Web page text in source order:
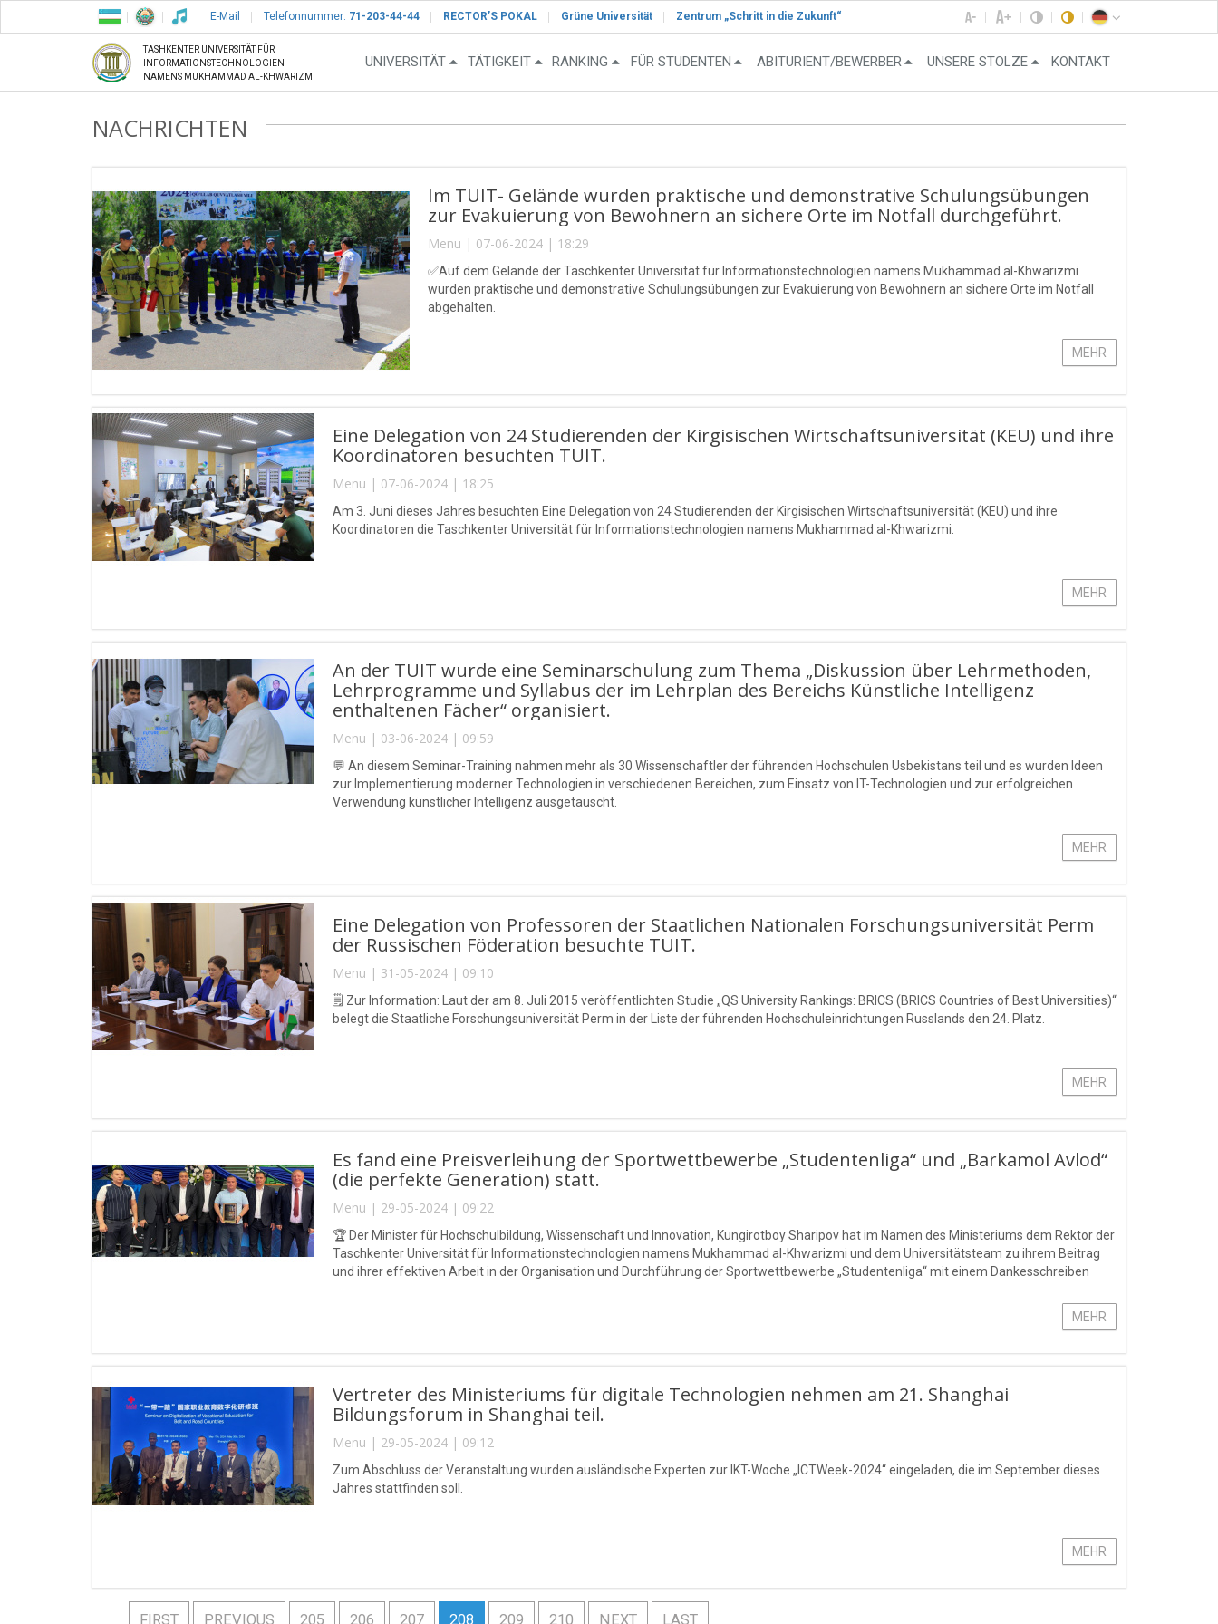
E-Mail Telefonnummer: 71-203-44-44 RECTOR’S POKAL Grüne Universität Zentrum „Schritt in die Zukunft“
TASHKENTER UNIVERSITÄT FÜR
INFORMATIONSTECHNOLOGIEN
NAMENS MUKHAMMAD AL-KHWARIZMI
UNIVERSITÄT TÄTIGKEIT RANKING FÜR STUDENTEN ABITURIENT/BEWERBER UNSERE STOLZE KONTAKT
NACHRICHTEN
Im TUIT- Gelände wurden praktische und demonstrative Schulungsübungen
zur Evakuierung von Bewohnern an sichere Orte im Notfall durchgeführt.
Menu | 07-06-2024 | 18:29
✅Auf dem Gelände der Taschkenter Universität für Informationstechnologien namens Mukhammad al-Khwarizmi
wurden praktische und demonstrative Schulungsübungen zur Evakuierung von Bewohnern an sichere Orte im Notfall
abgehalten.
MEHR
Eine Delegation von 24 Studierenden der Kirgisischen Wirtschaftsuniversität (KEU) und ihre
Koordinatoren besuchten TUIT.
Menu | 07-06-2024 | 18:25
Am 3. Juni dieses Jahres besuchten Eine Delegation von 24 Studierenden der Kirgisischen Wirtschaftsuniversität (KEU) und ihre
Koordinatoren die Taschkenter Universität für Informationstechnologien namens Mukhammad al-Khwarizmi.
MEHR
An der TUIT wurde eine Seminarschulung zum Thema „Diskussion über Lehrmethoden,
Lehrprogramme und Syllabus der im Lehrplan des Bereichs Künstliche Intelligenz
enthaltenen Fächer“ organisiert.
Menu | 03-06-2024 | 09:59
💬 An diesem Seminar-Training nahmen mehr als 30 Wissenschaftler der führenden Hochschulen Usbekistans teil und es wurden Ideen
zur Implementierung moderner Technologien in verschiedenen Bereichen, zum Einsatz von IT-Technologien und zur erfolgreichen
Verwendung künstlicher Intelligenz ausgetauscht.
MEHR
Eine Delegation von Professoren der Staatlichen Nationalen Forschungsuniversität Perm
der Russischen Föderation besuchte TUIT.
Menu | 31-05-2024 | 09:10
🗒 Zur Information: Laut der am 8. Juli 2015 veröffentlichten Studie „QS University Rankings: BRICS (BRICS Countries of Best Universities)“
belegt die Staatliche Forschungsuniversität Perm in der Liste der führenden Hochschuleinrichtungen Russlands den 24. Platz.
MEHR
Es fand eine Preisverleihung der Sportwettbewerbe „Studentenliga“ und „Barkamol Avlod“
(die perfekte Generation) statt.
Menu | 29-05-2024 | 09:22
🏆 Der Minister für Hochschulbildung, Wissenschaft und Innovation, Kungirotboy Sharipov hat im Namen des Ministeriums dem Rektor der
Taschkenter Universität für Informationstechnologien namens Mukhammad al-Khwarizmi und dem Universitätsteam zu ihrem Beitrag
und ihrer effektiven Arbeit in der Organisation und Durchführung der Sportwettbewerbe „Studentenliga“ mit einem Dankesschreiben
MEHR
Vertreter des Ministeriums für digitale Technologien nehmen am 21. Shanghai
Bildungsforum in Shanghai teil.
Menu | 29-05-2024 | 09:12
Zum Abschluss der Veranstaltung wurden ausländische Experten zur IKT-Woche „ICTWeek-2024“ eingeladen, die im September dieses
Jahres stattfinden soll.
MEHR
FIRST PREVIOUS 205 206 207 208 209 210 NEXT LAST